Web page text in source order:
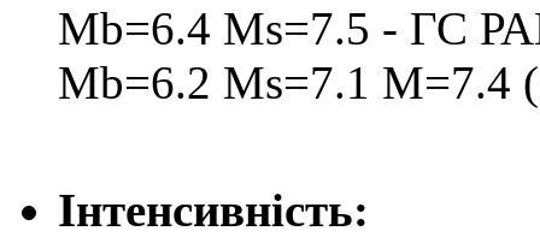
Mb=6.4 Ms=7.5 - ГС
Mb=6.2 Ms=7.1 M=7.4
Інтенсивність: